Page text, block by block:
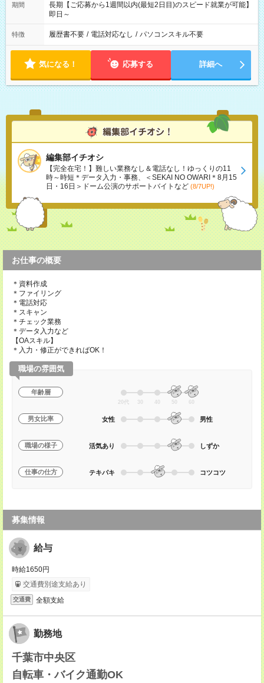
期間
長期【ご応募から1週間以内(最短2日目)のスピード就業が可能】
即日～
特徴 履歴書不要 / 電話対応なし / パソコンスキル不要
気になる！ 応募する 詳細へ
編集部イチオシ
【完全在宅！】難しい業務なし＆電話なし！ゆっくりの11
時～時短＊データ入力・事務、＜SEKAI NO OWARI＊8月15
日・16日＞ドーム公演のサポートバイトなど (8/7UP!)
お仕事の概要
＊資料作成
＊ファイリング
＊電話対応
＊スキャン
＊チェック業務
＊データ入力など
【OAスキル】
＊入力・修正ができればOK！
職場の雰囲気
年齢層
20代 30 40 50 60
男女比率 女性 男性
職場の様子 活気あり しずか
仕事の仕方 テキパキ コツコツ
募集情報
給与
時給1650円
交通費別途支給あり
交通費 全額支給
勤務地
千葉市中央区
自転車・バイク通勤OK